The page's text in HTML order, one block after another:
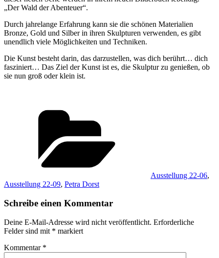
„Der Wald der Abenteuer“.
Durch jahrelange Erfahrung kann sie die schönen Materialien
Bronze, Gold und Silber in ihren Skulpturen verwenden, es gibt
unendlich viele Möglichkeiten und Techniken.
Die Kunst besteht darin, das darzustellen, was dich berührt… dich
fasziniert… Das Ziel der Kunst ist es, die Skulptur zu genießen, ob
sie nun groß oder klein ist.
Ausstellung 22-06,
Ausstellung 22-09, Petra Dorst
Schreibe einen Kommentar
Deine E-Mail-Adresse wird nicht veröffentlicht. Erforderliche
Felder sind mit * markiert
Kommentar *